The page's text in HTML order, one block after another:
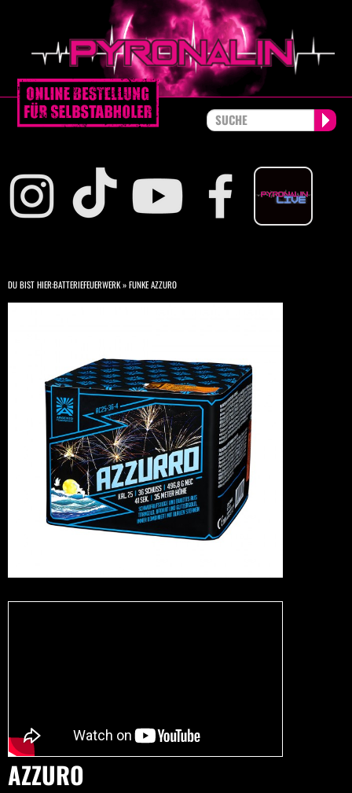
DU BIST HIER:BATTERIEFEUERWERK»FUNKE AZZURO
AZZURO